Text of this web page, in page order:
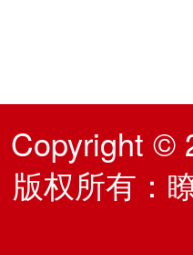
Copyright ©
版权所有